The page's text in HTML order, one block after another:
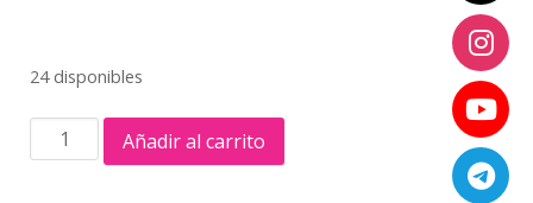
24 disponibles
PACK
Añadir al carrito